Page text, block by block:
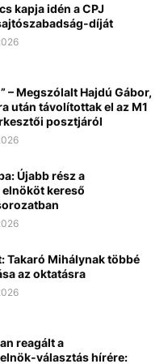
kapja idén a CPJ
díját
– Megszólalt Hajdú Gábor,
után távolítottak el az M1
posztjáról
Újabb rész a
kereső
Takaró Mihálynak többé
az oktatásra
reagált a
választás hírére: